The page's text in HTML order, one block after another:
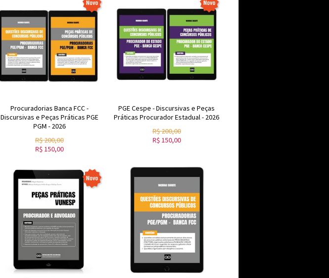
Procuradorias Banca FCC -
Discursivas e Peças Práticas PGE
PGM - 2026
R$200,00
R$ 150,00
PGE Cespe - Discursivas e Peças
Práticas Procurador Estadual - 2026
R$200,00
R$ 150,00